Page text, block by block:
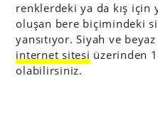
renklerdeki ya da kış için
oluşan bere biçimindeki
yansıtıyor. Siyah ve
internet sitesi üzerinden
olabilirsiniz.